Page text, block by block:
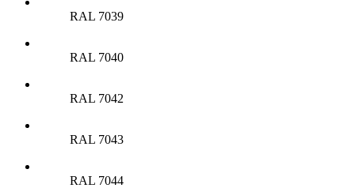
RAL 7039
RAL 7040
RAL 7042
RAL 7043
RAL 7044